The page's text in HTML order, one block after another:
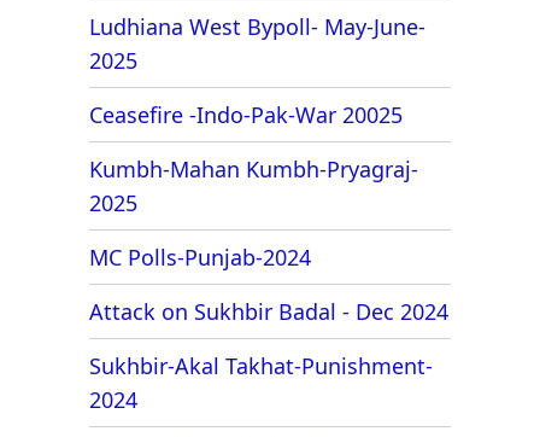
Ludhiana West Bypoll- May-June-
2025
Ceasefire -Indo-Pak-War 20025
Kumbh-Mahan Kumbh-Pryagraj-
2025
MC Polls-Punjab-2024
Attack on Sukhbir Badal - Dec 2024
Sukhbir-Akal Takhat-Punishment-
2024